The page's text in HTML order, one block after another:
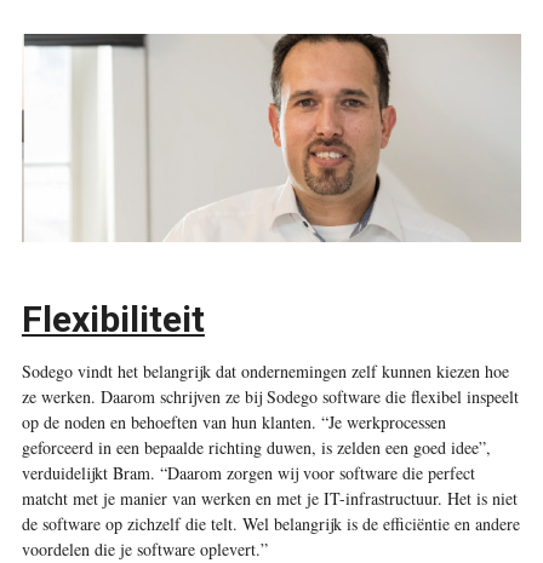
Flexibiliteit
Sodego vindt het belangrijk dat ondernemingen zelf kunnen kiezen hoe
ze werken. Daarom schrijven ze bij Sodego software die flexibel inspeelt
op de noden en behoeften van hun klanten. “Je werkprocessen
geforceerd in een bepaalde richting duwen, is zelden een goed idee”,
verduidelijkt Bram. “Daarom zorgen wij voor software die perfect
matcht met je manier van werken en met je IT-infrastructuur. Het is niet
de software op zichzelf die telt. Wel belangrijk is de efficiëntie en andere
voordelen die je software oplevert.”